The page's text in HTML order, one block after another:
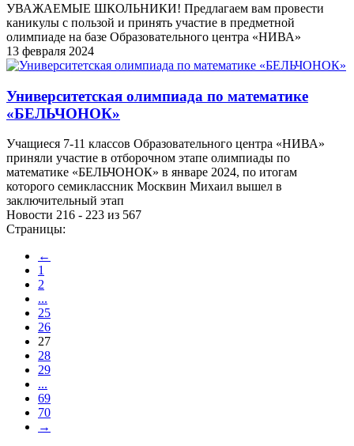
УВАЖАЕМЫЕ ШКОЛЬНИКИ! Предлагаем вам провести
каникулы с пользой и принять участие в предметной
олимпиаде на базе Образовательного центра «НИВА»
13 февраля 2024
Университетская олимпиада по математике
«БЕЛЬЧОНОК»
Учащиеся 7-11 классов Образовательного центра «НИВА»
приняли участие в отборочном этапе олимпиады по
математике «БЕЛЬЧОНОК» в январе 2024, по итогам
которого семиклассник Москвин Михаил вышел в
заключительный этап
Новости 216 - 223 из 567
Страницы:
←
1
2
...
25
26
27
28
29
...
69
70
→